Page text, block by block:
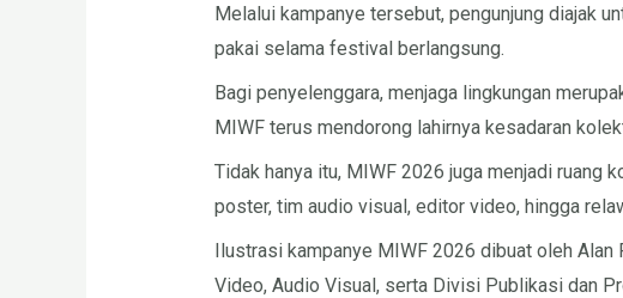
Melalui kampanye tersebut, pengunjung diajak
pakai selama festival berlangsung.
Bagi penyelenggara, menjaga lingkungan
MIWF terus mendorong lahirnya kesadaran
Tidak hanya itu, MIWF 2026 juga menjadi ruang
poster, tim audio visual, editor video, hingga
Ilustrasi kampanye MIWF 2026 dibuat oleh
Video, Audio Visual, serta Divisi Publikasi dan